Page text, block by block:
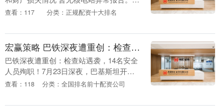
日本熊本县发生7.1级地震后，内阁官房长
官邸召....
查看：117 分类：正规配资十大排名
宏赢策略 巴铁深夜遭重创：检查站遇袭，14名安全人员殉职
巴铁深夜遭重创：检查站遇袭，14名安全
人员殉职！7月23日深夜，巴基斯坦开伯
尔-普什图省丹格地区发生了一起严重的恐
处安全检查....
查看：118 分类：全国排名前十配资公司